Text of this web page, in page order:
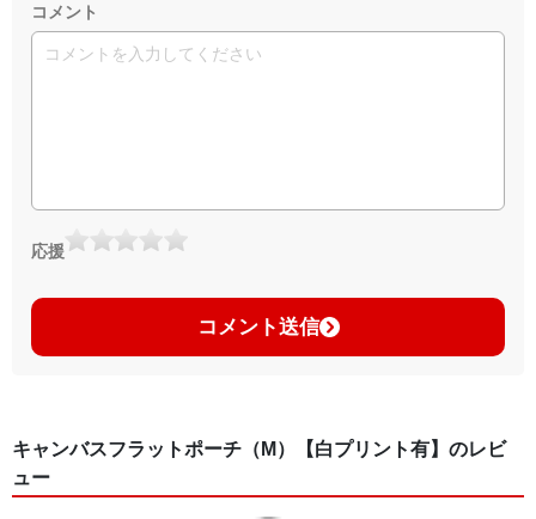
コメント
応援
コメント送信
キャンバスフラットポーチ（M）【白プリント有】のレビ
ュー